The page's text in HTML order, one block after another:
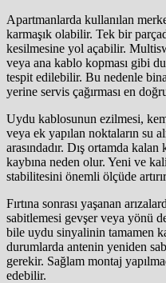
Apartmanlarda kullanılan
karmaşık olabilir. Tek bir
kesilmesine yol açabilir.
veya ana kablo kopması gibi
tespit edilebilir. Bu nedenle
yerine servis çağırması en
Uydu kablosunun ezilmesi,
veya ek yapılan noktaların su
arasındadır. Dış ortamda
kaybına neden olur. Yeni ve
stabilitesini önemli ölçüde
Fırtına sonrası yaşanan
sabitlemesi gevşer veya yönü
bile uydu sinyalinin tamamen
durumlarda antenin yeniden
gerekir. Sağlam montaj
edebilir.